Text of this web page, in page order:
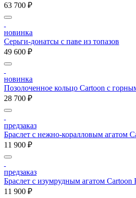
63 700 ₽
новинка
Серьги-донатсы с паве из топазов
49 600 ₽
новинка
Позолоченное кольцо Cartoon c
28 700 ₽
предзаказ
Браслет с нежно-коралловым агатом
11 900 ₽
предзаказ
Браслет с изумрудным агатом Cartoon
11 900 ₽